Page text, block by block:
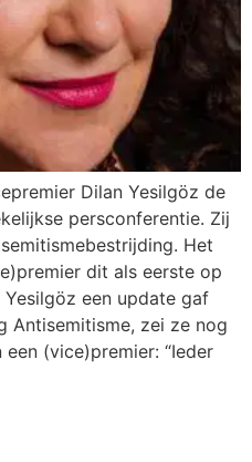
Dilan Yesilgöz de
persconferentie. Zij
Het
dit als eerste op
een update gaf
Antisemitisme, zei ze nog
(vice)premier: “Ieder